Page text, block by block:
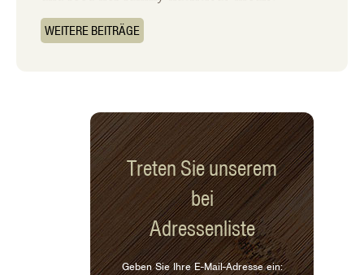
WEITERE BEITRÄGE
Treten Sie unserem
bei
Adressenliste
Geben Sie Ihre E-Mail-Adresse ein: